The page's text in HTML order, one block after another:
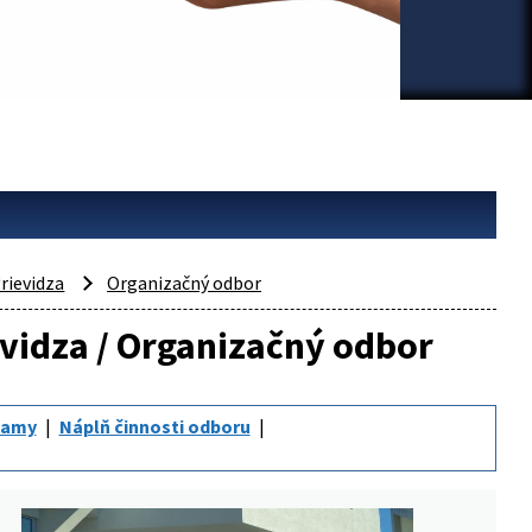
Organizačný odbor
/ Organizačný odbor
Náplň činnosti odboru